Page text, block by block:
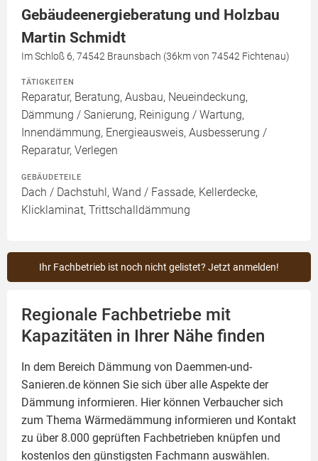
Gebäudeenergieberatung und Holzbau
Martin Schmidt
Im Schloß 6, 74542 Braunsbach (36km von 74542 Fichtenau)
TÄTIGKEITEN
Reparatur, Beratung, Ausbau, Neueindeckung,
Dämmung / Sanierung, Reinigung / Wartung,
Innendämmung, Energieausweis, Ausbesserung /
Reparatur, Verlegen
GEBÄUDETEILE
Dach / Dachstuhl, Wand / Fassade, Kellerdecke,
Klicklaminat, Trittschalldämmung
Ihr Fachbetrieb ist noch nicht gelistet? Jetzt anmelden!
Regionale Fachbetriebe mit
Kapazitäten in Ihrer Nähe finden
In dem Bereich Dämmung von Daemmen-und-
Sanieren.de können Sie sich über alle Aspekte der
Dämmung informieren. Hier können Verbaucher sich
zum Thema Wärmedämmung informieren und Kontakt
zu über 8.000 geprüften Fachbetrieben knüpfen und
kostenlos den günstigsten Fachmann auswählen.